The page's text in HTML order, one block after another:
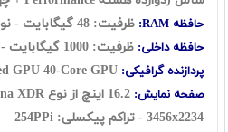
حافظه RAM: ظرفیت: 48 گیگابایت - نوع: Unified Memory
حافظه داخلی: ظرفیت: 1000 گیگابایت - نوع: SSD
پردازنده گرافیکی: GPU 40-Core GPU
صفحه نمایش:
3456x2234 - تراکم پیکسلی: 254PPi